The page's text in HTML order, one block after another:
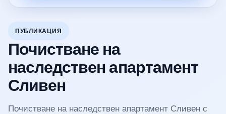
ПУБЛИКАЦИЯ
Почистване на
наследствен апартамент
Сливен
Почистване на наследствен апартамент Сливен с